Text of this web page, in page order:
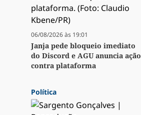
06/08/2026 às 19:01
Janja pede bloqueio imediato
do Discord e AGU anuncia ação
contra plataforma
Política